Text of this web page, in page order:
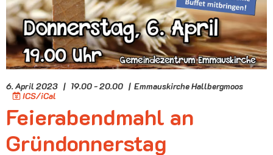
6. April 2023 | 19.00 - 20.00 | Emmauskirche Hallbergmoos
ICS/iCal
Feierabendmahl an
Gründonnerstag